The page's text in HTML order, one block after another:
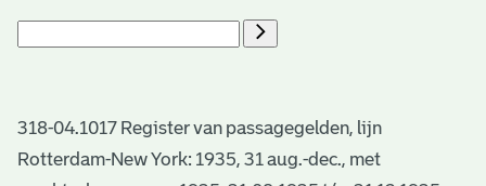
318-04.1017 Register van passagegelden, lijn
Rotterdam-New York: 1935, 31 aug.-dec., met